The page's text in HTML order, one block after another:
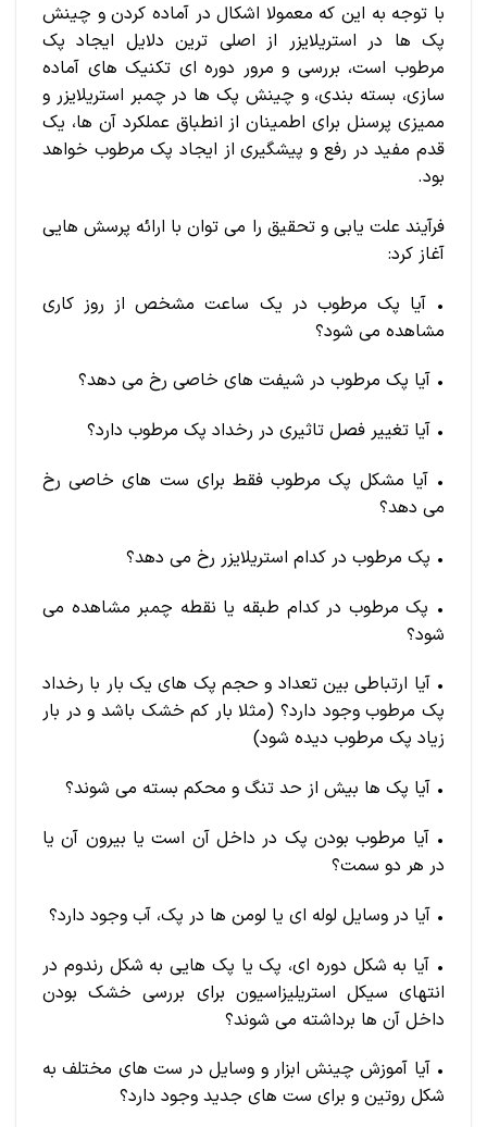
با توجه به این که معمولا اشکال در آماده کردن و چینش
پک ها در استریلایزر از اصلی ترین دلایل ایجاد پک
مرطوب است، بررسی و مرور دوره ای تکنیک های آماده
سازی، بسته بندی، و چینش پک ها در چمبر استریلایزر و
ممیزی پرسنل برای اطمینان از انطباق عملکرد آن ها، یک
قدم مفید در رفع و پیشگیری از ایجاد پک مرطوب خواهد
بود.
فرآیند علت یابی و تحقیق را می توان با ارائه پرسش هایی
آغاز کرد:
• آیا پک مرطوب در یک ساعت مشخص از روز کاری
مشاهده می شود؟
• آیا پک مرطوب در شیفت های خاصی رخ می دهد؟
• آیا تغییر فصل تاثیری در رخداد پک مرطوب دارد؟
• آیا مشکل پک مرطوب فقط برای ست های خاصی رخ
می دهد؟
• پک مرطوب در کدام استریلایزر رخ می دهد؟
• پک مرطوب در کدام طبقه یا نقطه چمبر مشاهده می
شود؟
• آیا ارتباطی بین تعداد و حجم پک های یک بار با رخداد
پک مرطوب وجود دارد؟ (مثلا بار کم خشک باشد و در بار
زیاد پک مرطوب دیده شود)
• آیا پک ها بیش از حد تنگ و محکم بسته می شوند؟
• آیا مرطوب بودن پک در داخل آن است یا بیرون آن یا
در هر دو سمت؟
• آیا در وسایل لوله ای یا لومن ها در پک، آب وجود دارد؟
• آیا به شکل دوره ای، پک یا پک هایی به شکل رندوم در
انتهای سیکل استریلیزاسیون برای بررسی خشک بودن
داخل آن ها برداشته می شوند؟
• آیا آموزش چینش ابزار و وسایل در ست های مختلف به
شکل روتین و برای ست های جدید وجود دارد؟